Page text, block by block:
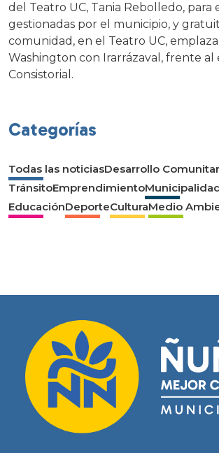
del Teatro UC, Tania Rebolledo, para
gestionadas por el municipio, y
comunidad, en el Teatro UC,
Washington con Irarrázaval, frente al
Consistorial.
Categorías
Todas las noticiasDesarrollo
TránsitoEmprendimiento
EducaciónDeporteCulturaMedio